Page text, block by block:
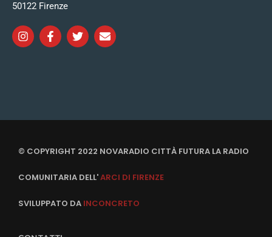
50122 Firenze
© COPYRIGHT 2022 NOVARADIO CITTÀ FUTURA LA RADIO
COMUNITARIA DELL'ARCI DI FIRENZE
SVILUPPATO DA INCONCRETO